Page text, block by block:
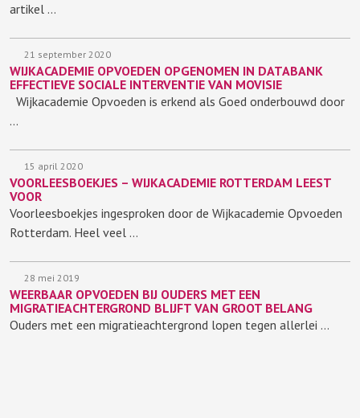
artikel …
21 september 2020
WIJKACADEMIE OPVOEDEN OPGENOMEN IN DATABANK
EFFECTIEVE SOCIALE INTERVENTIE VAN MOVISIE
Wijkacademie Opvoeden is erkend als Goed onderbouwd door
…
15 april 2020
VOORLEESBOEKJES – WIJKACADEMIE ROTTERDAM LEEST
VOOR
Voorleesboekjes ingesproken door de Wijkacademie Opvoeden
Rotterdam. Heel veel …
28 mei 2019
WEERBAAR OPVOEDEN BIJ OUDERS MET EEN
MIGRATIEACHTERGROND BLIJFT VAN GROOT BELANG
Ouders met een migratieachtergrond lopen tegen allerlei …